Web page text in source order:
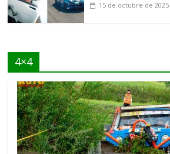
15 de octubre de 2025
4×4